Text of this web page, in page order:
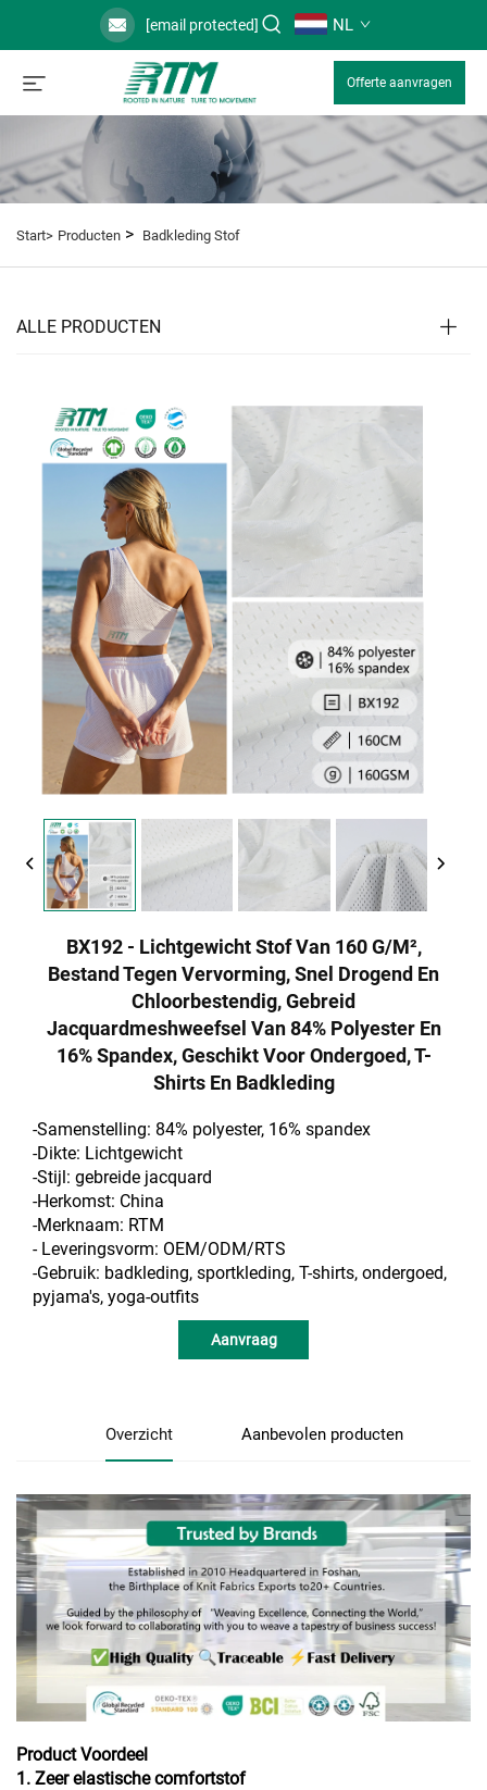
[email protected] NL
Offerte aanvragen
Start> Producten > Badkleding Stof
ALLE PRODUCTEN
BX192 - Lichtgewicht Stof Van 160 G/m²,
Bestand Tegen Vervorming, Snel Drogend En
Chloorbestendig, Gebreid
Jacquardmeshweefsel Van 84% Polyester En
16% Spandex, Geschikt Voor Ondergoed, T-
Shirts En Badkleding
-Samenstelling: 84% polyester, 16% spandex
-Dikte: Lichtgewicht
-Stijl: gebreide jacquard
-Herkomst: China
-Merknaam: RTM
- Leveringsvorm: OEM/ODM/RTS
-Gebruik: badkleding, sportkleding, T-shirts, ondergoed,
pyjama's, yoga-outfits
Aanvraag
Overzicht Aanbevolen producten
Product Voordeel
1. Zeer elastische comfortstof